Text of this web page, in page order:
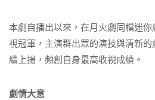
本劇自播出以來，在月火劇同檔迷
視冠軍，主演群出眾的演技與清新
續上揚，頻創自身最高收視成績。
劇情大意